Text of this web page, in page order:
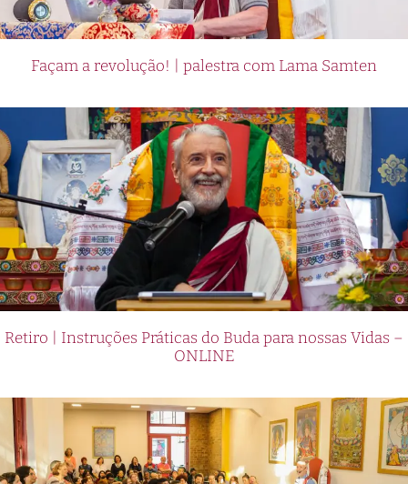
Façam a revolução! | palestra com Lama Samten
Retiro | Instruções Práticas do Buda para nossas Vidas –
ONLINE